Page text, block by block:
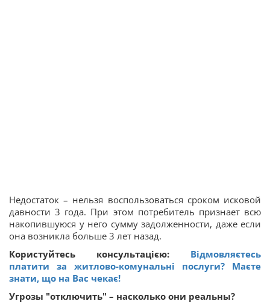
Недостаток – нельзя воспользоваться сроком исковой
давности 3 года. При этом потребитель признает всю
накопившуюся у него сумму задолженности, даже если
она возникла больше 3 лет назад.
Користуйтесь консультацією: Відмовляєтесь
платити за житлово-комунальні послуги? Маєте
знати, що на Вас чекає!
Угрозы "отключить" – насколько они реальны?